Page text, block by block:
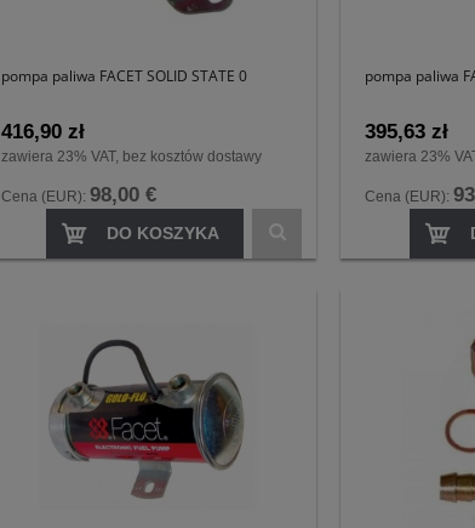
pompa paliwa FACET SOLID STATE 0
416,90 zł
zawiera 23% VAT, bez kosztów dostawy
Cena (EUR): 98,00 €
DO KOSZYKA
pompa paliwa
395,63 zł
zawiera 23%
Cena (EUR):